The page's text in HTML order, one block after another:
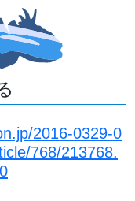
2016-0329-0
768/213768.